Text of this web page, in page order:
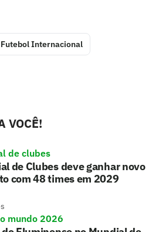
Futebol Internacional
VOCÊ!
de clubes
de Clubes deve ganhar novo
com 48 times em 2029
mundo 2026